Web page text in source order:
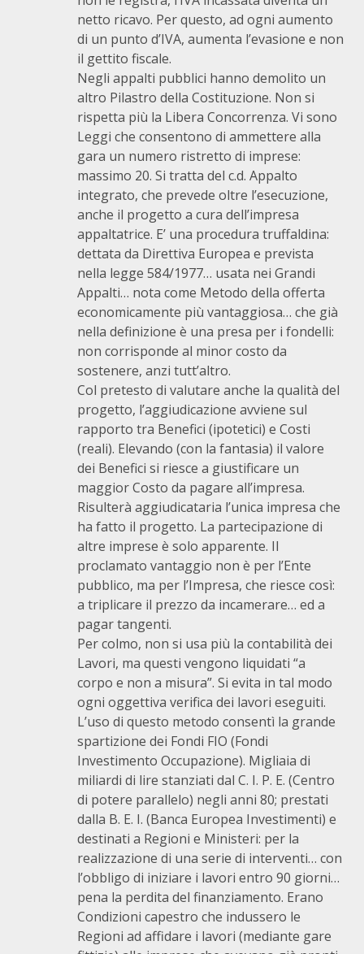
netto ricavo. Per questo, ad ogni aumento
di un punto d’IVA, aumenta l’evasione e non
il gettito fiscale.
Negli appalti pubblici hanno demolito un
altro Pilastro della Costituzione. Non si
rispetta più la Libera Concorrenza. Vi sono
Leggi che consentono di ammettere alla
gara un numero ristretto di imprese:
massimo 20. Si tratta del c.d. Appalto
integrato, che prevede oltre l’esecuzione,
anche il progetto a cura dell’impresa
appaltatrice. E’ una procedura truffaldina:
dettata da Direttiva Europea e prevista
nella legge 584/1977… usata nei Grandi
Appalti… nota come Metodo della offerta
economicamente più vantaggiosa… che già
nella definizione è una presa per i fondelli:
non corrisponde al minor costo da
sostenere, anzi tutt’altro.
Col pretesto di valutare anche la qualità del
progetto, l’aggiudicazione avviene sul
rapporto tra Benefici (ipotetici) e Costi
(reali). Elevando (con la fantasia) il valore
dei Benefici si riesce a giustificare un
maggior Costo da pagare all’impresa.
Risulterà aggiudicataria l’unica impresa che
ha fatto il progetto. La partecipazione di
altre imprese è solo apparente. Il
proclamato vantaggio non è per l’Ente
pubblico, ma per l’Impresa, che riesce così:
a triplicare il prezzo da incamerare… ed a
pagar tangenti.
Per colmo, non si usa più la contabilità dei
Lavori, ma questi vengono liquidati “a
corpo e non a misura”. Si evita in tal modo
ogni oggettiva verifica dei lavori eseguiti.
L’uso di questo metodo consentì la grande
spartizione dei Fondi FIO (Fondi
Investimento Occupazione). Migliaia di
miliardi di lire stanziati dal C. I. P. E. (Centro
di potere parallelo) negli anni 80; prestati
dalla B. E. I. (Banca Europea Investimenti) e
destinati a Regioni e Ministeri: per la
realizzazione di una serie di interventi… con
l’obbligo di iniziare i lavori entro 90 giorni…
pena la perdita del finanziamento. Erano
Condizioni capestro che indussero le
Regioni ad affidare i lavori (mediante gare